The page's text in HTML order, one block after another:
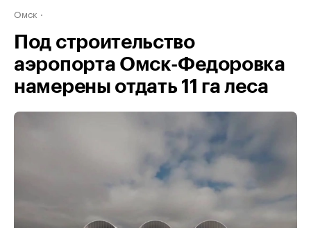
Омск
Под строительство
аэропорта Омск-Федоровка
намерены отдать 11 га леса